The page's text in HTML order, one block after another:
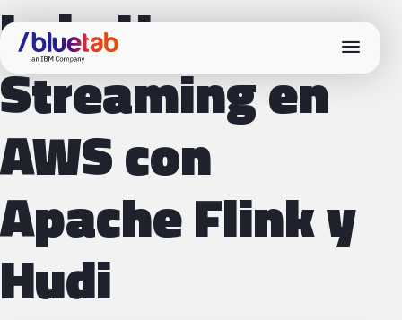
menu
LakeHouse
Streaming en
AWS con
Apache Flink y
Hudi